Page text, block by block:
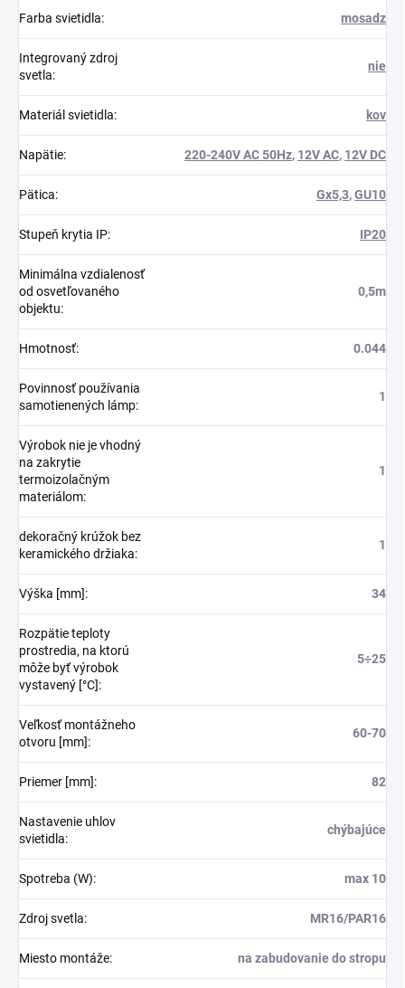
Farba svietidla: mosadz
Integrovaný zdroj
svetla:
nie
Materiál svietidla: kov
Napätie: 220-240V AC 50Hz, 12V AC, 12V DC
Pätica: Gx5,3,GU10
Stupeň krytia IP: IP20
Minimálna vzdialenosť
od osvetľovaného
objektu:
0,5m
Hmotnosť: 0.044
Povinnosť používania
samotienených lámp:
1
Výrobok nie je vhodný
na zakrytie
termoizolačným
materiálom:
1
dekoračný krúžok bez
keramického držiaka:
1
Výška [mm]: 34
Rozpätie teploty
prostredia, na ktorú
môže byť výrobok
vystavený [°C]:
5÷25
Veľkosť montážneho
otvoru [mm]:
60-70
Priemer [mm]: 82
Nastavenie uhlov
svietidla:
chýbajúce
Spotreba (W): max 10
Zdroj svetla: MR16/PAR16
Miesto montáže: na zabudovanie do stropu